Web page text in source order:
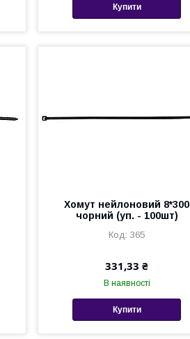
Купити
Хомут нейлоновий 8*300
чорний (уп. - 100шт)
365
331,33 ₴
В наявності
Купити